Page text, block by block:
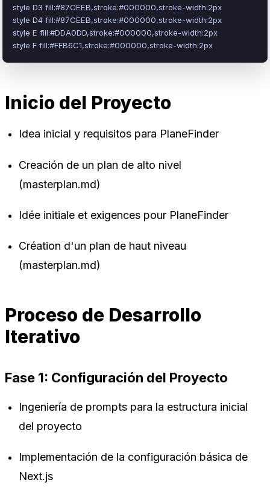
style D3 fill:#87CEEB,stroke:#000000,stroke-width:2px
style D4 fill:#87CEEB,stroke:#000000,stroke-width:2px
style E fill:#DDA0DD,stroke:#000000,stroke-width:2px
style F fill:#FFB6C1,stroke:#000000,stroke-width:2px
Inicio del Proyecto
Idea inicial y requisitos para PlaneFinder
Creación de un plan de alto nivel
(masterplan.md)
Idée initiale et exigences pour PlaneFinder
Création d'un plan de haut niveau
(masterplan.md)
Proceso de Desarrollo
Iterativo
Fase 1: Configuración del Proyecto
Ingeniería de prompts para la estructura inicial
del proyecto
Implementación de la configuración básica de
Next.js